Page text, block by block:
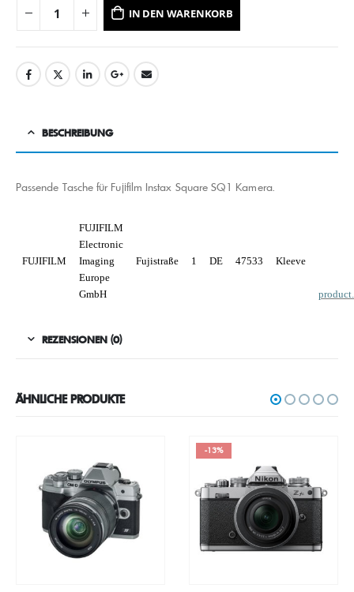
IN DEN WARENKORB
BESCHREIBUNG
Passende Tasche für Fujifilm Instax Square SQ1 Kamera.
FUJIFILM
FUJIFILM
Electronic
Imaging
Europe
GmbH
Fujistraße 1 DE 47533 Kleeve
REZENSIONEN (0)
ÄHNLICHE PRODUKTE
-13%